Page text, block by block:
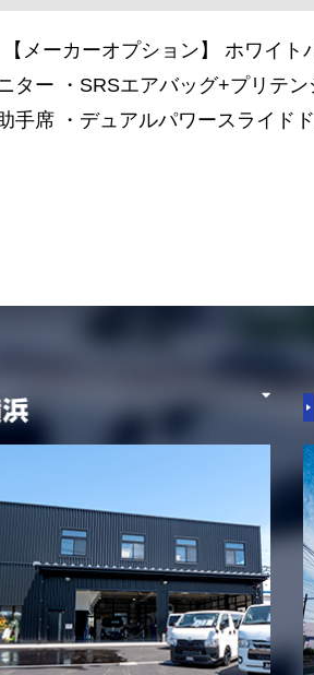
メーカーオプション】 ホワイト
ター ・SRSエアバッグ+プリテ
手席 ・デュアルパワースライド